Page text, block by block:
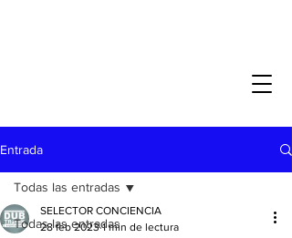
Entrada
Todas las entradas
Todas las entradas
SELECTOR CONCIENCIA
28 feb 2023 1 min de lectura